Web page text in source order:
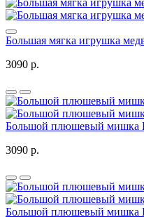
Большая мягка игрушка
3090 р.
Большой плюшевый мишка
3090 р.
Большой плюшевый мишка